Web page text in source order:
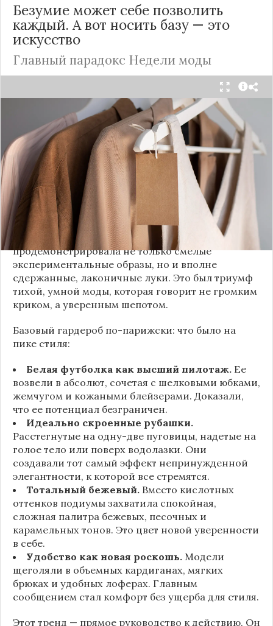
Безумие может себе позволить
каждый. А вот носить базу — это
искусство
Главный парадокс Недели моды
Принято считать, что Неделя моды в Париже —
это исключительно про безумные тренды, на
которые обычный человек посмотрит с
недоумением. Но самый интересный тренд этого
сезона был обращен к реальной жизни. Показы
доказали: истинная роскошь и мастерство стиля
заключаются не в эпатаже, а в виртуозном
владении базовыми вещами.
Как тонко подметила автор канала «Деловая
косметичка», завершившаяся неделя моды
продемонстрировала не только смелые
экспериментальные образы, но и вполне
сдержанные, лаконичные луки. Это был триумф
тихой, умной моды, которая говорит не громким
криком, а уверенным шепотом.
Базовый гардероб по-парижски: что было на
пике стиля:
Белая футболка как высший пилотаж. Ее
возвели в абсолют, сочетая с шелковыми юбками,
жемчугом и кожаными блейзерами. Доказали,
что ее потенциал безграничен.
Идеально скроенные рубашки.
Расстегнутые на одну-две пуговицы, надетые на
голое тело или поверх водолазки. Они
создавали тот самый эффект непринужденной
элегантности, к которой все стремятся.
Тотальный бежевый. Вместо кислотных
оттенков подиумы захватила спокойная,
сложная палитра бежевых, песочных и
карамельных тонов. Это цвет новой уверенности
в себе.
Удобство как новая роскошь. Модели
щеголяли в объемных кардиганах, мягких
брюках и удобных лоферах. Главным
сообщением стал комфорт без ущерба для стиля.
Этот тренд — прямое руководство к действию. Он